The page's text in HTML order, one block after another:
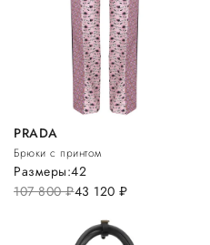
PRADA
Брюки с принтом
107 800руб.43 120 руб.
Размеры:42